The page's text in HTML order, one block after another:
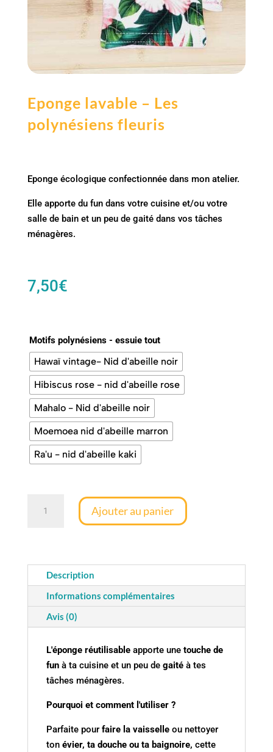
Eponge lavable – Les
polynésiens fleuris
Eponge écologique confectionnée dans mon atelier.
Elle apporte du fun dans votre cuisine et/ou votre
salle de bain et un peu de gaité dans vos tâches
ménagères.
7,50€
Motifs polynésiens - essuie tout
Hawaï vintage- Nid d'abeille noir
Hibiscus rose - nid d'abeille rose
Mahalo - Nid d'abeille noir
Moemoea nid d'abeille marron
Ra'u - nid d'abeille kaki
–
polynésiens
fleuris
Ajouter au panier
Description
Informations complémentaires
Avis (0)
L'éponge réutilisableapporte une touche de
funà ta cuisine et un peu de gaitéà tes
tâches ménagères.
Pourquoi et comment l'utiliser ?
Parfaite pourfaire la vaisselleou nettoyer
ton évier, ta douche ou ta baignoire, cette